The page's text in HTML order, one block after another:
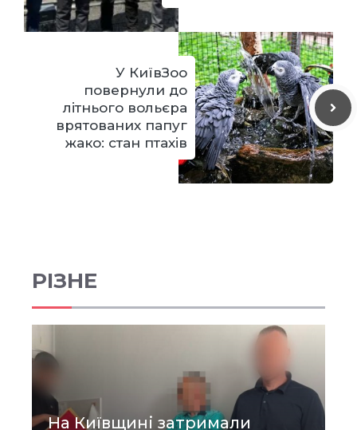
У КиївЗоо
повернули до
літнього вольєра
врятованих папуг
жако: стан птахів
РІЗНЕ
На Київщині затримали